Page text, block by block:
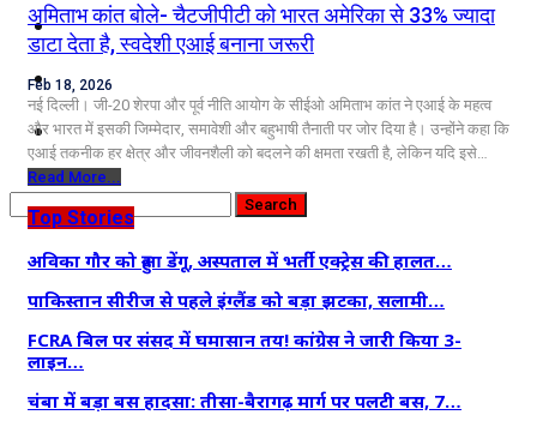
कृषि
धर्म
विज्ञान तकनीकी
अमिताभ कांत बोले- चैटजीपीटी को भारत अमेरिका से 33% ज्यादा
डाटा देता है, स्वदेशी एआई बनाना जरूरी
Feb 18, 2026
नई दिल्ली। जी-20 शेरपा और पूर्व नीति आयोग के सीईओ अमिताभ कांत ने एआई के महत्व
और भारत में इसकी जिम्मेदार, समावेशी और बहुभाषी तैनाती पर जोर दिया है। उन्होंने कहा कि
एआई तकनीक हर क्षेत्र और जीवनशैली को बदलने की क्षमता रखती है, लेकिन यदि इसे…
Read More...
Top Stories
अविका गौर को हुआ डेंगू, अस्पताल में भर्ती एक्ट्रेस की हालत…
पाकिस्तान सीरीज से पहले इंग्लैंड को बड़ा झटका, सलामी…
FCRA बिल पर संसद में घमासान तय! कांग्रेस ने जारी किया 3-
लाइन…
चंबा में बड़ा बस हादसा: तीसा-बैरागढ़ मार्ग पर पलटी बस, 7…